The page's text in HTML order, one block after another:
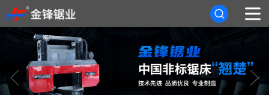
关于我们 
